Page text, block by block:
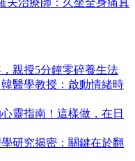
夫治療師：久坐全身痛真
親授5分鐘零碎養生法
醫學教授：啟動情緒時
靈指南！這樣做，在日
研究揭密：關鍵在於翻